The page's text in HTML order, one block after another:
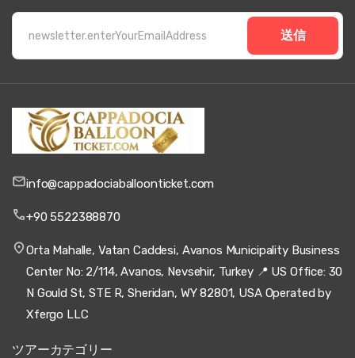
送信
info@cappadociaballoonticket.com
+90 5522388870
Orta Mahalle, Vatan Caddesi, Avanos Municipality Business
Center No: 2/114, Avanos, Nevsehir, Turkey 📍 US Office: 30
N Gould St, STE R, Sheridan, WY 82801, USA Operated by
Xfergo LLC
ツアーカテゴリー